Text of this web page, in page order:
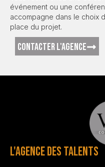
événement ou une
accompagne dans le choix
place du projet.
CONTACTER L'AGENCE
L'AGENCE DES TALENTS